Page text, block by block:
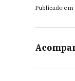
Publicado em